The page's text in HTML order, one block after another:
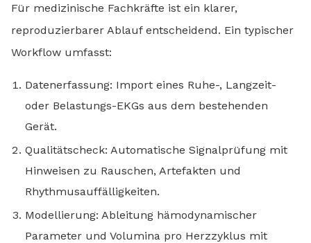
Für medizinische Fachkräfte ist ein klarer,
reproduzierbarer Ablauf entscheidend. Ein typischer
Workflow umfasst:
Datenerfassung: Import eines Ruhe-, Langzeit-
oder Belastungs-EKGs aus dem bestehenden
Gerät.
Qualitätscheck: Automatische Signalprüfung mit
Hinweisen zu Rauschen, Artefakten und
Rhythmusauffälligkeiten.
Modellierung: Ableitung hämodynamischer
Parameter und Volumina pro Herzzyklus mit